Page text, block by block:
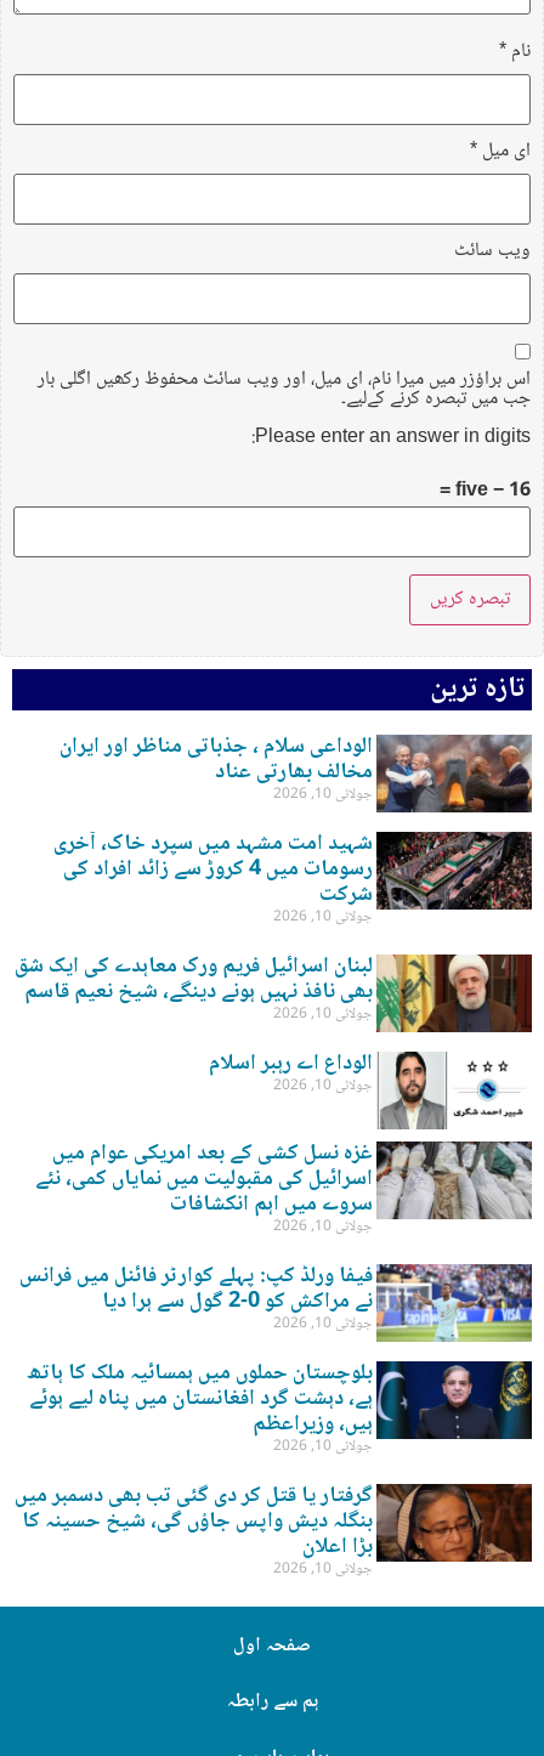
نام*
ای میل*
ویب‌ سائٹ
اس براؤزر میں میرا نام، ای میل، اور ویب سائٹ محفوظ رکھیں اگلی بار
جب میں تبصرہ کرنے کےلیے۔
Please enter an answer in digits:
16 − five =
تازہ ترین
الوداعی سلام ، جذباتی مناظر اور ایران
مخالف بھارتی عناد
جولائی 10, 2026
شہید امت مشہد میں سپرد خاک، آخری
رسومات میں 4 کروڑ سے زائد افراد کی
شرکت
جولائی 10, 2026
لبنان اسرائیل فریم ورک معاہدے کی ایک شق
بھی نافذ نہیں ہونے دینگے، شیخ نعیم قاسم
جولائی 10, 2026
الوداع اے رہبر اسلام
جولائی 10, 2026
غزہ نسل کشی کے بعد امریکی عوام میں
اسرائیل کی مقبولیت میں نمایاں کمی، نئے
سروے میں اہم انکشافات
جولائی 10, 2026
فیفا ورلڈ کپ: پہلے کوارٹر فائنل میں فرانس
نے مراکش کو 0-2 گول سے ہرا دیا
جولائی 10, 2026
بلوچستان حملوں میں ہمسائیہ ملک کا ہاتھ
ہے، دہشت گرد افغانستان میں پناہ لیے ہوئے
ہیں، وزیراعظم
جولائی 10, 2026
گرفتار یا قتل کر دی گئی تب بھی دسمبر میں
بنگلہ دیش واپس جاؤں گی، شیخ حسینہ کا
بڑا اعلان
جولائی 10, 2026
صفحہ اول
ہم سے رابطہ